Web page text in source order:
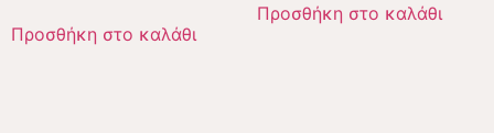
Προσθήκη στο καλάθι
Προσθήκη στο καλάθι